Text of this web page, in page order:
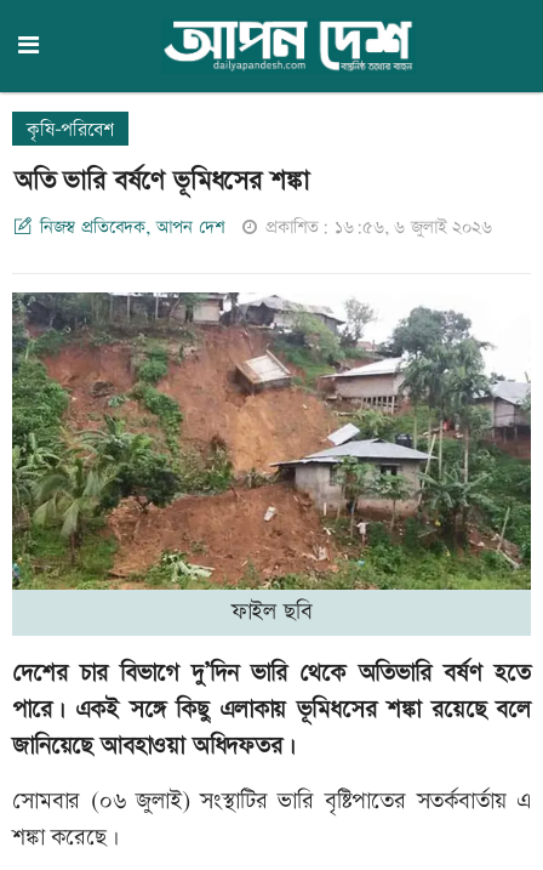
কৃষি-পরিবেশ
অতি ভারি বর্ষণে ভূমিধসের শঙ্কা
নিজস্ব প্রতিবেদক, আপন দেশ প্রকাশিত: ১৬:৫৬, ৬ জুলাই ২০২৬
ফাইল ছবি
দেশের চার বিভাগে দু’দিন ভারি থেকে অতিভারি বর্ষণ হতে
পারে। একই সঙ্গে কিছু এলাকায় ভূমিধসের শঙ্কা রয়েছে বলে
জানিয়েছে আবহাওয়া অধিদফতর।
সোমবার (০৬ জুলাই) সংস্থাটির ভারি বৃষ্টিপাতের সতর্কবার্তায় এ
শঙ্কা করেছে।